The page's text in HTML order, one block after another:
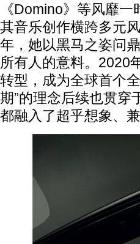
《Domino》等风靡
其音乐创作横跨多元
年，她以黑马之姿问
所有人的意料。2020
转型，成为全球首个
期”的理念后续也贯穿
都融入了超乎想象、